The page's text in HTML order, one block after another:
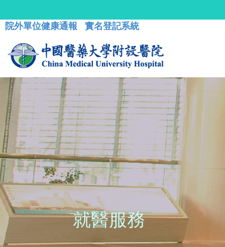
院外單位健康通報 實名登記系統
就醫服務